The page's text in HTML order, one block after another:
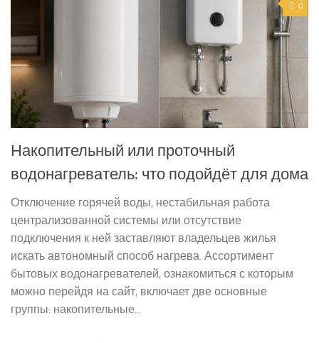
0
Накопительный или проточный
водонагреватель: что подойдёт для дома
Отключение горячей воды, нестабильная работа
централизованной системы или отсутствие
подключения к ней заставляют владельцев жилья
искать автономный способ нагрева. Ассортимент
бытовых водонагревателей, ознакомиться с которым
можно перейдя на сайт, включает две основные
группы: накопительные...